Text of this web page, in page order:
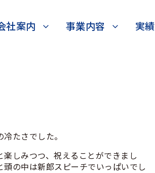
社案内 事業内容 実績
たさでした。
しみつつ、祝えることができまし
の中は新郎スピーチでいっぱいでし